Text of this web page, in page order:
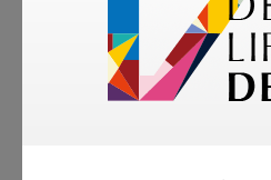
More
お悩み相談室